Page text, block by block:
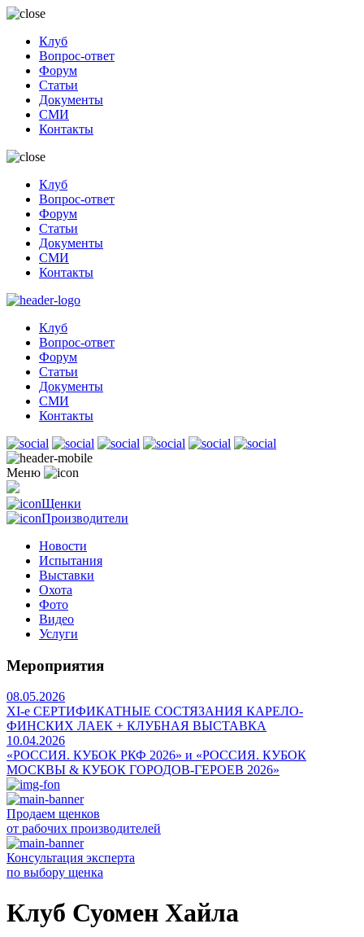
Клуб
Вопрос-ответ
Форум
Статьи
Документы
СМИ
Контакты
Клуб
Вопрос-ответ
Форум
Статьи
Документы
СМИ
Контакты
Клуб
Вопрос-ответ
Форум
Статьи
Документы
СМИ
Контакты
Меню
Щенки
Производители
Новости
Испытания
Выставки
Охота
Фото
Видео
Услуги
Мероприятия
08.05.2026
ХI-е СЕРТИФИКАТНЫЕ СОСТЯЗАНИЯ КАРЕЛО-
ФИНСКИХ ЛАЕК + КЛУБНАЯ ВЫСТАВКА
10.04.2026
«РОССИЯ. КУБОК РКФ 2026» и «РОССИЯ. КУБОК
МОСКВЫ & КУБОК ГОРОДОВ-ГЕРОЕВ 2026»
Продаем щенков
от рабочих производителей
Консультация эксперта
по выбору щенка
Клуб Суомен Хайла